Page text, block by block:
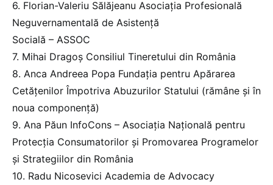
6. Florian-Valeriu Sălăjeanu Asociația Profesională
Neguvernamentală de Asistență
Socială – ASSOC
7. Mihai Dragoș Consiliul Tineretului din România
8. Anca Andreea Popa Fundația pentru Apărarea
Cetățenilor Împotriva Abuzurilor Statului (rămâne și în
noua componență)
9. Ana Păun InfoCons – Asociația Națională pentru
Protecția Consumatorilor și Promovarea Programelor
și Strategiilor din România
10. Radu Nicosevici Academia de Advocacy